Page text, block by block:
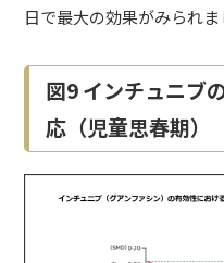
日で最大の効果がみられま
図9 インチュニブ
応（児童思春期）